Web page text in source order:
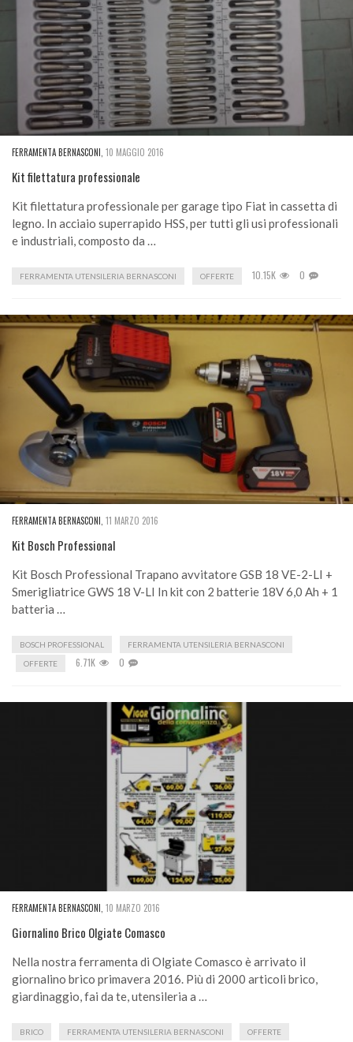
FERRAMENTA BERNASCONI 10 MAGGIO 2016
Kit filettatura professionale
Kit filettatura professionale per garage tipo Fiat in cassetta di
legno. In acciaio superrapido HSS, per tutti gli usi professionali
e industriali, composto da …
FERRAMENTA UTENSILERIA BERNASCONI OFFERTE 10.15K 0
FERRAMENTA BERNASCONI 11 MARZO 2016
Kit Bosch Professional
Kit Bosch Professional Trapano avvitatore GSB 18 VE-2-LI +
Smerigliatrice GWS 18 V-LI In kit con 2 batterie 18V 6,0 Ah + 1
batteria …
BOSCH PROFESSIONAL
FERRAMENTA UTENSILERIA BERNASCONI
OFFERTE
6.71K 0
FERRAMENTA BERNASCONI 10 MARZO 2016
Giornalino Brico Olgiate Comasco
Nella nostra ferramenta di Olgiate Comasco è arrivato il
giornalino brico primavera 2016. Più di 2000 articoli brico,
giardinaggio, fai da te, utensileria a …
BRICO FERRAMENTA UTENSILERIA BERNASCONI OFFERTE